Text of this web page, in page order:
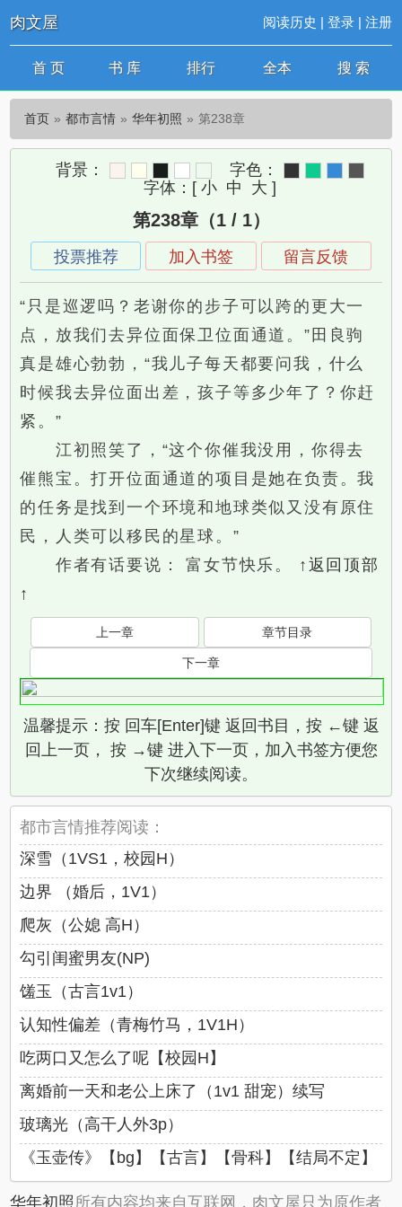
肉文屋 阅读历史 | 登录| 注册
首 页 书 库 排行 全本 搜 索
首页 都市言情 华年初照 第238章
背景：
字色：
字体： [ 小 中 大 ]
第238章（1 / 1）
投票推荐 加入书签 留言反馈
“只是巡逻吗？老谢你的步子可以跨的更大一
点，放我们去异位面保卫位面通道。”田良驹
真是雄心勃勃，“我儿子每天都要问我，什么
时候我去异位面出差，孩子等多少年了？你赶
紧。”
江初照笑了，“这个你催我没用，你得去
催熊宝。打开位面通道的项目是她在负责。我
的任务是找到一个环境和地球类似又没有原住
民，人类可以移民的星球。”
作者有话要说： 富女节快乐。
↑返回顶部
↑
上一章 章节目录
下一章
温馨提示：按 回车[Enter]键 返回书目，按 ←键 返
回上一页， 按 →键 进入下一页，加入书签方便您
下次继续阅读。
都市言情推荐阅读：
深雪（1VS1，校园H）
边界 （婚后，1V1）
爬灰（公媳 高H）
勾引闺蜜男友(NP)
馐玉（古言1v1）
认知性偏差（青梅竹马，1V1H）
吃两口又怎么了呢【校园H】
离婚前一天和老公上床了（1v1 甜宠）续写
玻璃光（高干人外3p）
《玉壶传》【bg】【古言】【骨科】【结局不定】
华年初照 所有内容均来自互联网，肉文屋只为原作者